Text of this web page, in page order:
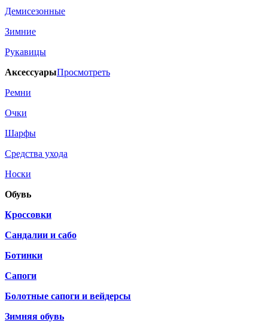
Демисезонные
Зимние
Рукавицы
АксессуарыПросмотреть
Ремни
Очки
Шарфы
Средства ухода
Носки
Обувь
Кроссовки
Сандалии и сабо
Ботинки
Сапоги
Болотные сапоги и вейдерсы
Зимняя обувь